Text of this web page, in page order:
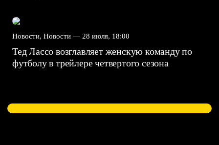
Новости, Новости — 28 июля, 18:00
Тед Лассо возглавляет женскую команду по
футболу в трейлере четвертого сезона